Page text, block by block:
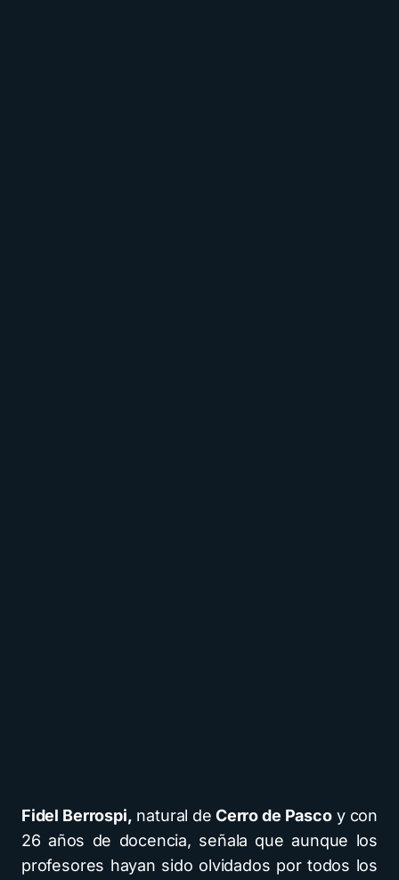
Fidel Berrospi, natural de Cerro de Pascoy con
26 años de docencia, señala que aunque los
profesores hayan sido olvidados por todos los